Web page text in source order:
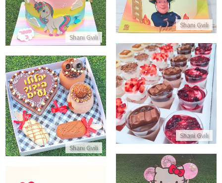
Shani Gvili
Shani Gvili
התקשר/י
Shani Gvili
קינוחי כוסות
התקשר/י
Shani Gvili
מארז מתוק לבידוד נעים
התקשר/י